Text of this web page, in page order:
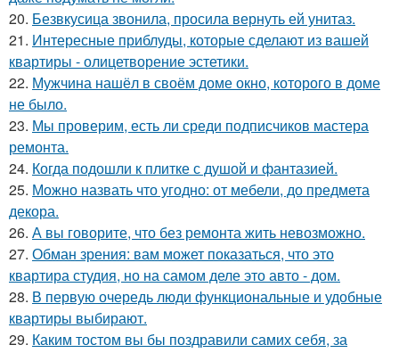
20. Безвкусица звонила, просила вернуть ей унитаз.
21. Интересные приблуды, которые сделают из вашей
квартиры - олицетворение эстетики.
22. Мужчина нашёл в своём доме окно, которого в доме
не было.
23. Мы проверим, есть ли среди подписчиков мастера
ремонта.
24. Когда подошли к плитке с душой и фантазией.
25. Можно назвать что угодно: от мебели, до предмета
декора.
26. А вы говорите, что без ремонта жить невозможно.
27. Обман зрения: вам может показаться, что это
квартира студия, но на самом деле это авто - дом.
28. В первую очередь люди функциональные и удобные
квартиры выбирают.
29. Каким тостом вы бы поздравили самих себя, за